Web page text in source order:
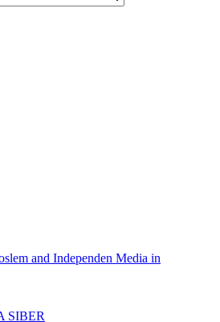
and Independen Media in
SIBER